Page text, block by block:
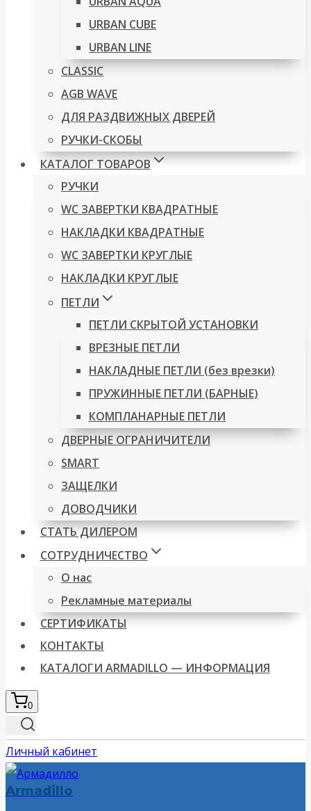
URBAN CUBE
URBAN LINE
CLASSIC
AGB WAVE
ДЛЯ РАЗДВИЖНЫХ ДВЕРЕЙ
РУЧКИ-СКОБЫ
КАТАЛОГ ТОВАРОВ
РУЧКИ
WC ЗАВЕРТКИ КВАДРАТНЫЕ
НАКЛАДКИ КВАДРАТНЫЕ
WC ЗАВЕРТКИ КРУГЛЫЕ
НАКЛАДКИ КРУГЛЫЕ
ПЕТЛИ
ПЕТЛИ СКРЫТОЙ УСТАНОВКИ
ВРЕЗНЫЕ ПЕТЛИ
НАКЛАДНЫЕ ПЕТЛИ (без врезки)
ПРУЖИННЫЕ ПЕТЛИ (БАРНЫЕ)
КОМПЛАНАРНЫЕ ПЕТЛИ
ДВЕРНЫЕ ОГРАНИЧИТЕЛИ
SMART
ЗАЩЕЛКИ
ДОВОДЧИКИ
СТАТЬ ДИЛЕРОМ
СОТРУДНИЧЕСТВО
О нас
Рекламные материалы
СЕРТИФИКАТЫ
КОНТАКТЫ
КАТАЛОГИ ARMADILLO — ИНФОРМАЦИЯ
0
Личный кабинет
Armadillo